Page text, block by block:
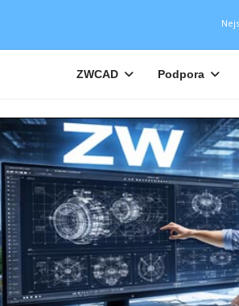
ZWCAD Podpora